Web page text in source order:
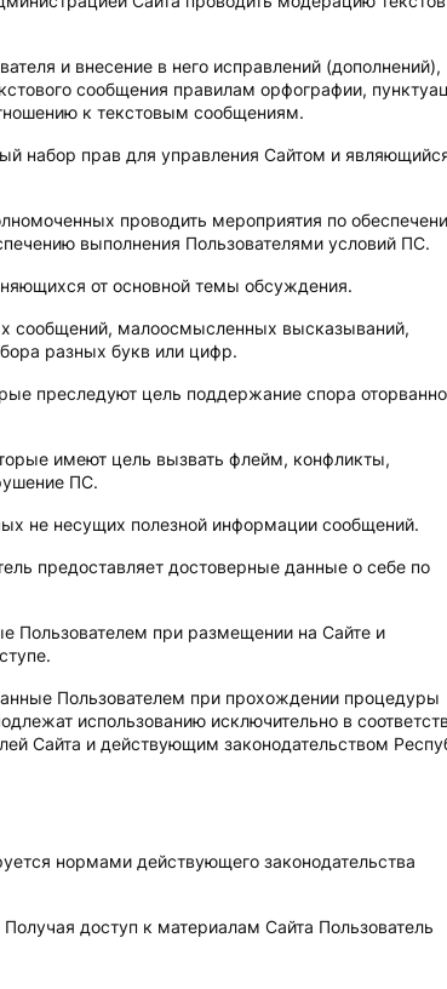
и внесение в него исправлений (дополнений),
сообщения правилам орфографии,
к текстовым сообщениям.
набор прав для управления Сайтом и
проводить мероприятия по
выполнения Пользователями условий ПС.
от основной темы обсуждения.
сообщений, малоосмысленных высказываний,
разных букв или цифр.
преследуют цель поддержание спора
имеют цель вызвать флейм, конфликты,
ПС.
не несущих полезной информации сообщений.
предоставляет достоверные данные о себе по
Пользователем при размещении на Сайте и
Пользователем при прохождении процедуры
использованию исключительно в
Сайта и действующим законодательством
нормами действующего законодательства
доступ к материалам Сайта Пользователь